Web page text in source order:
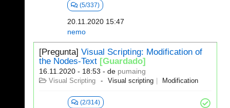
(5/337)
20.11.2020 15:47
nemo
[Pregunta] Visual Scripting: Modification of
the Nodes-Text [Guardado]
16.11.2020 - 18:53 - de pumaing
Visual Scripting Visual scripting Modification
(2/314)